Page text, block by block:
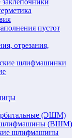
пустот
отрезания,
шлифмашинки
(ЭШМ)
(ВШМ)
шлифмашины